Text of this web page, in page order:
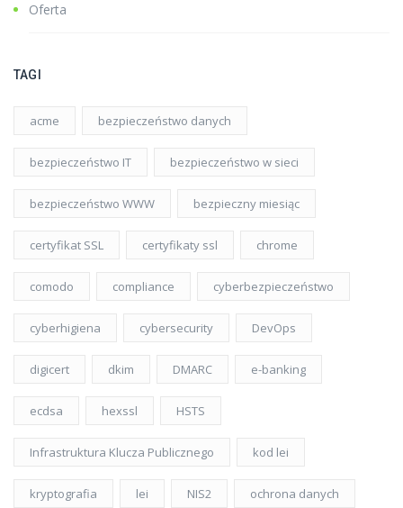
Oferta
TAGI
acme bezpieczeństwo danych
bezpieczeństwo IT bezpieczeństwo w sieci
bezpieczeństwo WWW bezpieczny miesiąc
certyfikat SSL certyfikaty ssl chrome
comodo compliance cyberbezpieczeństwo
cyberhigiena cybersecurity DevOps
digicert dkim DMARC e-banking
ecdsa hexssl HSTS
Infrastruktura Klucza Publicznego kod lei
kryptografia lei NIS2 ochrona danych